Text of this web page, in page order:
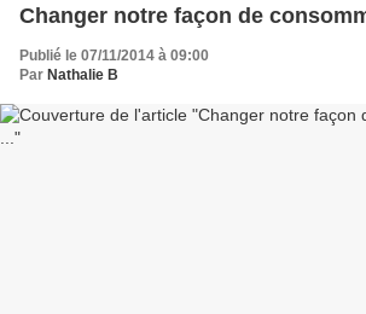
Changer notre façon de
Publié le 07/11/2014 à 09:00
Par Nathalie B